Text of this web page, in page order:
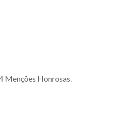
Menções Honrosas.